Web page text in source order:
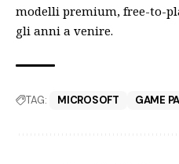
modelli premium, free-to-
gli anni a venire.
TAG: MICROSOFT GAME